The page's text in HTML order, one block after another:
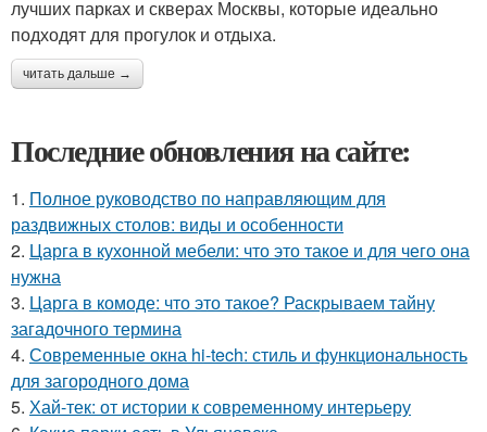
лучших парках и скверах Москвы, которые идеально
подходят для прогулок и отдыха.
читать дальше →
Последние обновления на сайте:
1. Полное руководство по направляющим для
раздвижных столов: виды и особенности
2. Царга в кухонной мебели: что это такое и для чего она
нужна
3. Царга в комоде: что это такое? Раскрываем тайну
загадочного термина
4. Современные окна hi-tech: стиль и функциональность
для загородного дома
5. Хай-тек: от истории к современному интерьеру